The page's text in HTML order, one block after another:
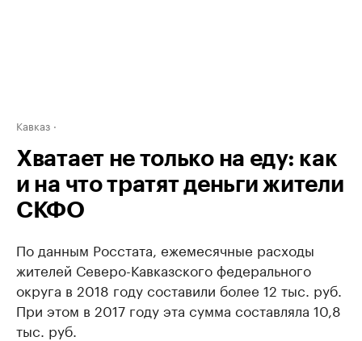
Кавказ
Хватает не только на еду: как
и на что тратят деньги жители
СКФО
По данным Росстата, ежемесячные расходы
жителей Северо-Кавказского федерального
округа в 2018 году составили более 12 тыс. руб.
При этом в 2017 году эта сумма составляла 10,8
тыс. руб.